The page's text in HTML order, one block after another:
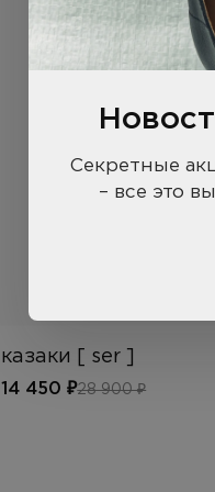
казаки [ ser ]
14 450 ₽28 900 ₽
Секретные
– все это